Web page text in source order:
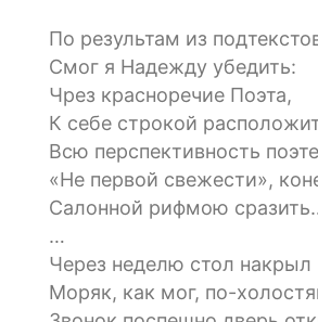
По результам из
Смог я Надежду убедить:
Чрез красноречие Поэта,
К себе строкой
Всю перспективность
«Не первой свежести»,
Салонной рифмою
…
Через неделю стол накрыл
Моряк, как мог, по-